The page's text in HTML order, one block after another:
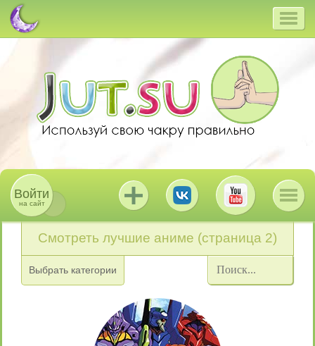
Войти
на сайт
Смотреть лучшие аниме (страница 2)
Выбрать категории